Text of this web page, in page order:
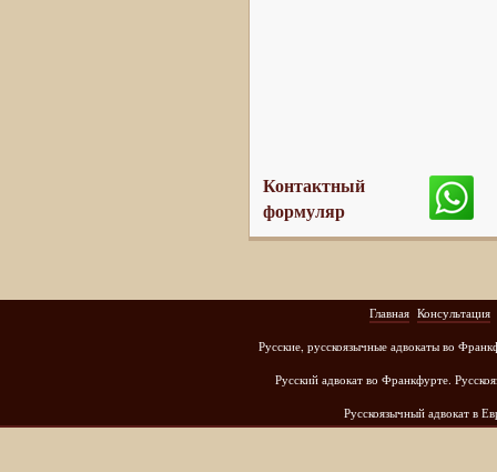
Контактный
формуляр
Главная Консультация
Русские, русскоязычные адвокаты во
Русский адвокат во Франкфурте.
Русскоязычный адвокат в